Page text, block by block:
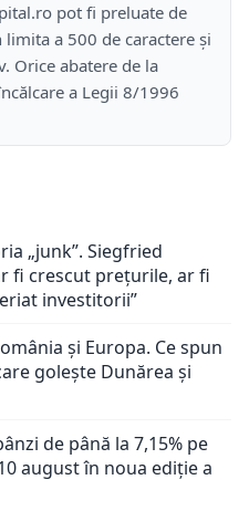
pot fi preluate de
a 500 de caractere și
Orice abatere de la
a Legii 8/1996
„junk”. Siegfried
fi crescut preţurile, ar fi
investitorii”
și Europa. Ce spun
golește Dunărea și
de până la 7,15% pe
august în noua ediție a